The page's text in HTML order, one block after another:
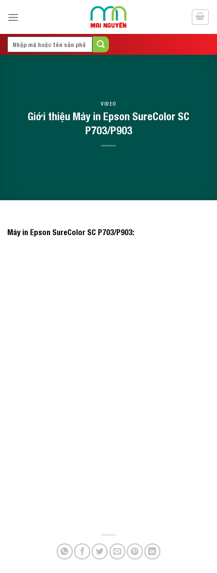
Search
VIDEO
Giới thiệu Máy in Epson SureColor SC
P703/P903
Máy in Epson SureColor SC P703/P903: